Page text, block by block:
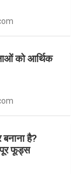
को आर्थिक
है?
फूड्स